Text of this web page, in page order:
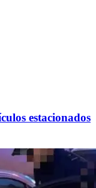
estacionados